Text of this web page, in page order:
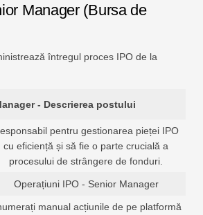
Manager (Bursa de
întregul proces IPO de la
- Descrierea postului
pentru gestionarea pieței IPO
cu eficiență și să fie o parte crucială a
procesului de strângere de fonduri.
Operațiuni IPO - Senior Manager
manual acțiunile de pe platformă